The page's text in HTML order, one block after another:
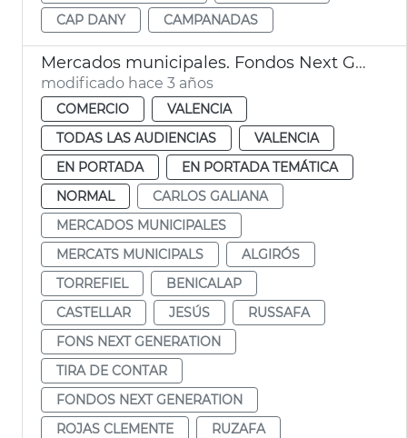
CAP DANY
CAMPANADAS
Mercados municipales. Fondos Next Generation
modificado hace 3 años
COMERCIO
VALENCIA
TODAS LAS AUDIENCIAS
VALENCIA
EN PORTADA
EN PORTADA TEMÁTICA
NORMAL
CARLOS GALIANA
MERCADOS MUNICIPALES
MERCATS MUNICIPALS
ALGIRÓS
TORREFIEL
BENICALAP
CASTELLAR
JESÚS
RUSSAFA
FONS NEXT GENERATION
TIRA DE CONTAR
FONDOS NEXT GENERATION
ROJAS CLEMENTE
RUZAFA